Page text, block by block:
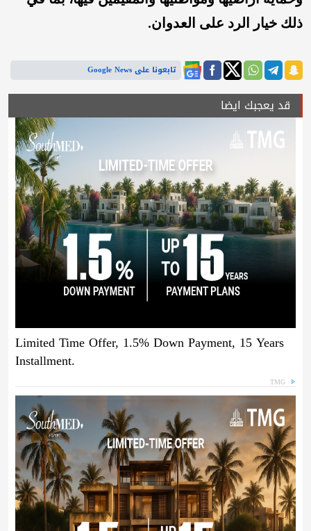
ذلك خيار الرد على العدوان.
تابعونا على Google News
قد يعجبك ايضا
Limited Time Offer, 1.5% Down Payment, 15 Years
Installment.
TMG